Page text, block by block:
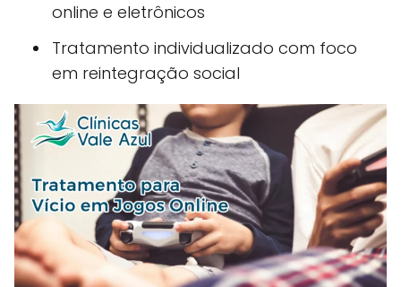
online e eletrônicos
Tratamento individualizado com foco
em reintegração social